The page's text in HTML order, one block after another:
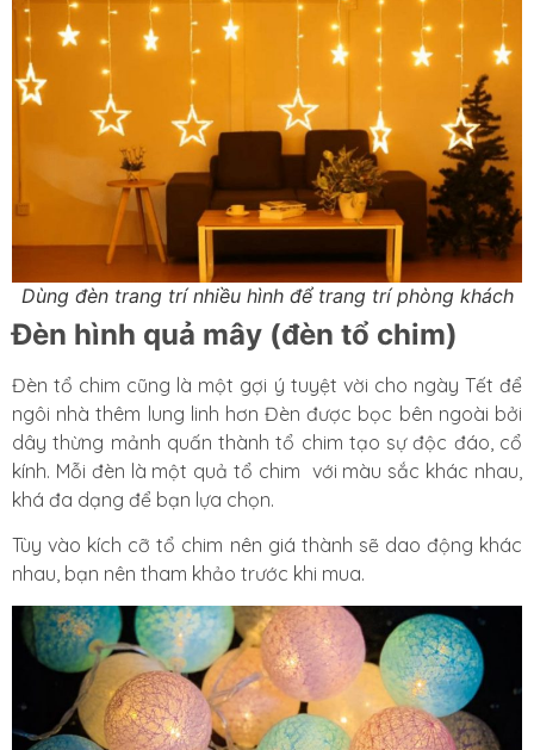
Dùng đèn trang trí nhiều hình để trang trí phòng khách
Đèn hình quả mây (đèn tổ chim)
Đèn tổ chim cũng là một gợi ý tuyệt vời cho ngày Tết để
ngôi nhà thêm lung linh hơn Đèn được bọc bên ngoài bởi
dây thừng mảnh quấn thành tổ chim tạo sự độc đáo, cổ
kính. Mỗi đèn là một quả tổ chim với màu sắc khác nhau,
khá đa dạng để bạn lựa chọn.
Tùy vào kích cỡ tổ chim nên giá thành sẽ dao động khác
nhau, bạn nên tham khảo trước khi mua.